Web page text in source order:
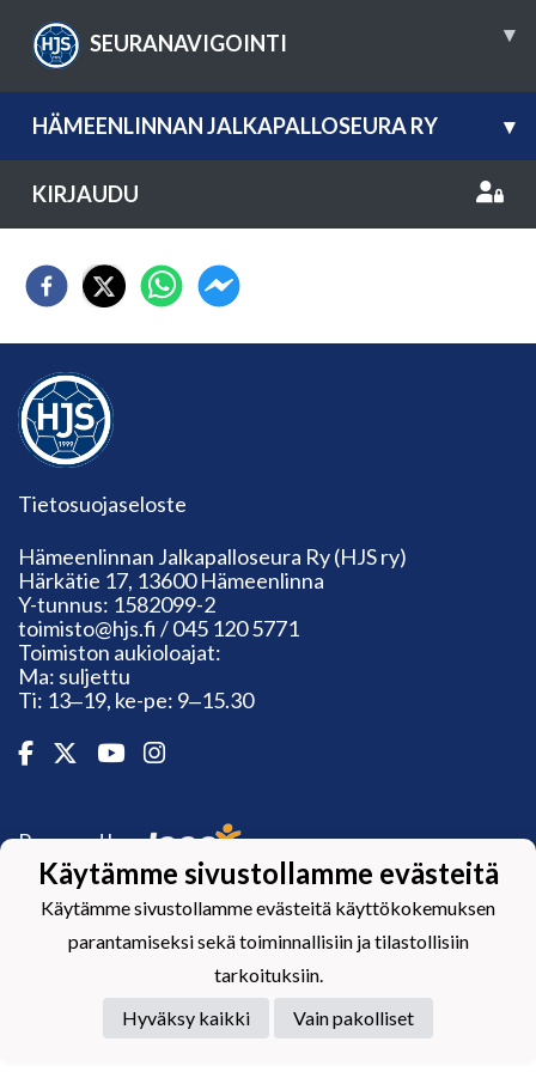
SEURANAVIGOINTI ▾
HÄMEENLINNAN JALKAPALLOSEURA RY ▾
KIRJAUDU
Tietosuojaseloste
Hämeenlinnan Jalkapalloseura Ry (HJS ry)
Härkätie 17, 13600 Hämeenlinna
Y-tunnus: 1582099-2
toimisto@hjs.fi / 045 120 5771
Toimiston aukioloajat:
Ma: suljettu
Ti: 13‒19, ke-pe: 9‒15.30
Powered by
Käytämme sivustollamme evästeitä
Käytämme sivustollamme evästeitä käyttökokemuksen
parantamiseksi sekä toiminnallisiin ja tilastollisiin
tarkoituksiin.
Hyväksy kaikki
Vain pakolliset